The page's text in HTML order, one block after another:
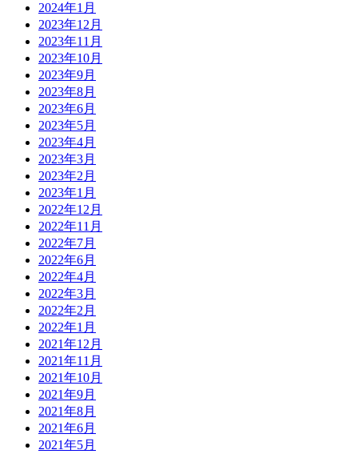
2024年1月
2023年12月
2023年11月
2023年10月
2023年9月
2023年8月
2023年6月
2023年5月
2023年4月
2023年3月
2023年2月
2023年1月
2022年12月
2022年11月
2022年7月
2022年6月
2022年4月
2022年3月
2022年2月
2022年1月
2021年12月
2021年11月
2021年10月
2021年9月
2021年8月
2021年6月
2021年5月